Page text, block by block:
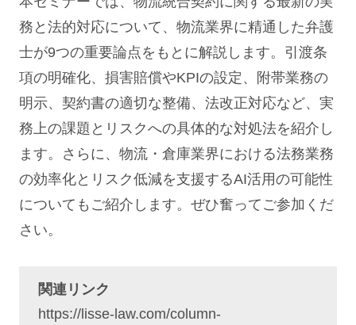
務と法的対応について、物流業界に精通した弁護
士が9つの重要論点をもとに解説します。引渡条
項の明確化、損害賠償やKPIの設定、附帯業務の
明示、契約書の適切な整備、法改正対応など、実
務上の課題とリスクへの具体的な対処法を紹介し
ます。さらに、物流・倉庫業界における法務業務
の効率化とリスク低減を支援するAI活用の可能性
についてもご紹介します。ぜひ奮ってご参加くだ
さい。
関連リンク
https://lisse-law.com/column-